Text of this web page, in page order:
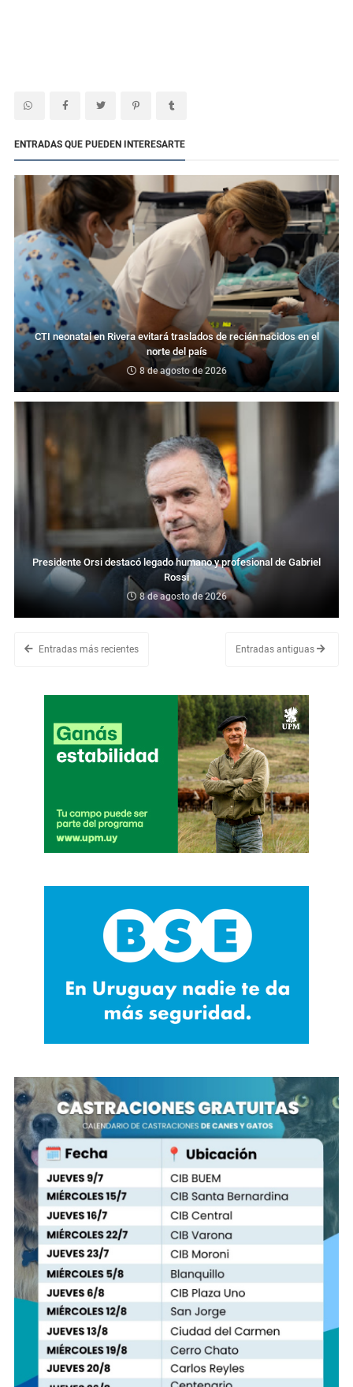
ENTRADAS QUE PUEDEN INTERESARTE
CTI neonatal en Rivera evitará traslados de recién nacidos en el
norte del país
8 de agosto de 2026
Presidente Orsi destacó legado humano y profesional de Gabriel
Rossi
8 de agosto de 2026
Entradas más recientes Entradas antiguas